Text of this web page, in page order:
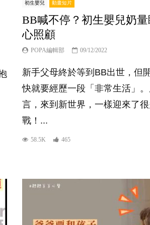
初生嬰兒 動畫短片
BB喊不停？初生嬰兒奶
心照顧
POPA編輯部 09/12/2022
新手父母終於等到BB出世，但
快就要經歷一段「非常生活」
言，來到新世界，一樣迎來了
戰！...
58.5K 465